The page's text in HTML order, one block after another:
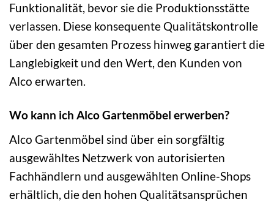
Funktionalität, bevor sie die Produktionsstätte
verlassen. Diese konsequente Qualitätskontrolle
über den gesamten Prozess hinweg garantiert die
Langlebigkeit und den Wert, den Kunden von
Alco erwarten.
Wo kann ich Alco Gartenmöbel erwerben?
Alco Gartenmöbel sind über ein sorgfältig
ausgewähltes Netzwerk von autorisierten
Fachhändlern und ausgewählten Online-Shops
erhältlich, die den hohen Qualitätsansprüchen